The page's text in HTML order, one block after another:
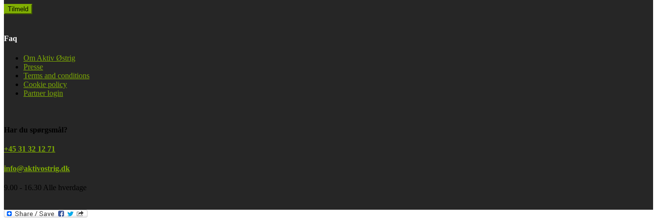
Faq
Om Aktiv Østrig
Presse
Terms and conditions
Cookie policy
Partner login
Har du spørgsmål?
+45 31 32 12 71
info@aktivostrig.dk
9.00 - 16.30 Alle hverdage